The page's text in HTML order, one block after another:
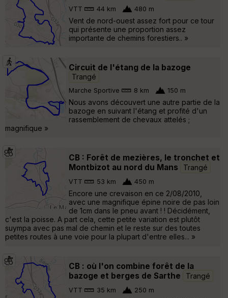
VTT 44 km 480 m
Vent de nord-ouest assez fort pour ce tour
qui présente une proportion assez
importante de chemins forestiers.. »
Circuit de l'étang de la bazoge
Trangé
Marche Sportive 8 km 150 m
Nous avons découvert une autre partie de la
bazoge en suivant l'étang et profité d'un
rassemblement de chevaux attelés ;
magnifique »
CB : Forêt de mezières, le tronchet et
Montbizot au nord du Mans
Trangé
VTT 53 km 450 m
Encore une crevaison en ce 2/08/2010,
avec une magnifique épine noire de pas loin
de 1cm dans le pneu avant ! ! Décidément,
c'est la poisse. A part cela, cette petite variation est plutôt
suympa avec pas mal de chemin et le reste sur des toutes
petites routes à une voie pour la plupart d'entre elles... »
CB : où l'on combine forêt de la
bazoge et berges de Sarthe
Trangé
VTT 35 km 250 m